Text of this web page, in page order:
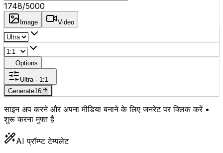
1748/5000
Image Video
Options
Ultra · 1:1
Generate16
साइन अप करने और अपना मीडिया बनाने के लिए जनरेट पर क्लिक करें •
शुरू करना मुफ्त है
AI प्रॉम्प्ट टेम्पलेट